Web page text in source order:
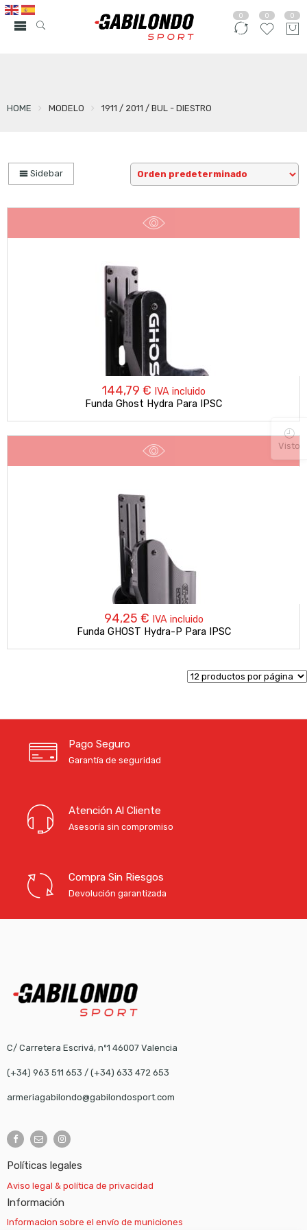
0 0 0
HOME MODELO 1911 / 2011 / BUL - DIESTRO
Sidebar
144,79 € IVA incluido
Funda Ghost Hydra Para IPSC
94,25 € IVA incluido
Funda GHOST Hydra-P Para IPSC
Pago Seguro
Garantía de seguridad
Atención Al Cliente
Asesoría sin compromiso
Compra Sin Riesgos
Devolución garantizada
C/ Carretera Escrivá, nº1 46007 Valencia
(+34) 963 511 653 / (+34) 633 472 653
armeriagabilondo@gabilondosport.com
Políticas legales
Aviso legal & política de privacidad
Información
Informacion sobre el envío de municiones
Visto